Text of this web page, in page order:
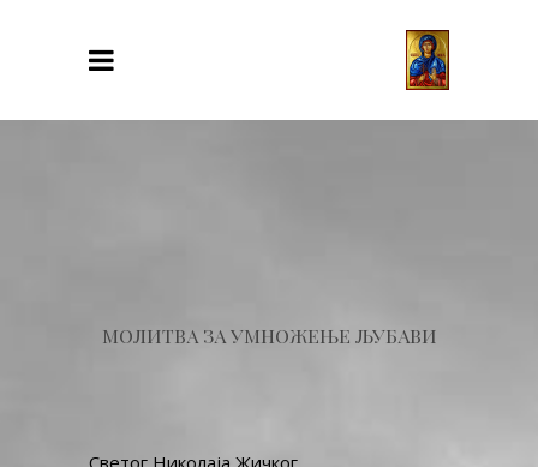
МОЛИТВА ЗА УМНОЖЕЊЕ ЉУБАВИ
Светог Николаја Жичког